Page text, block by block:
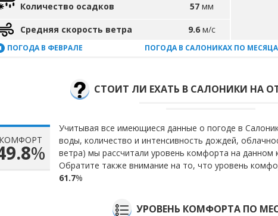
Количество осадков
57 мм
Средняя скорость ветра 9.6 м/с
ПОГОДА В ФЕВРАЛЕ ПОГОДА В САЛОНИКАХ ПО
СТОИТ ЛИ ЕХАТЬ В САЛОНИКИ НА
КОМФОРТ
%
Учитывая все имеющиеся данные о погоде в
воды, количество и интенсивность дождей,
ветра) мы рассчитали уровень комфорта на данном
Обратите также внимание на то, что уровень
61.7%
УРОВЕНЬ КОМФОРТА ПО